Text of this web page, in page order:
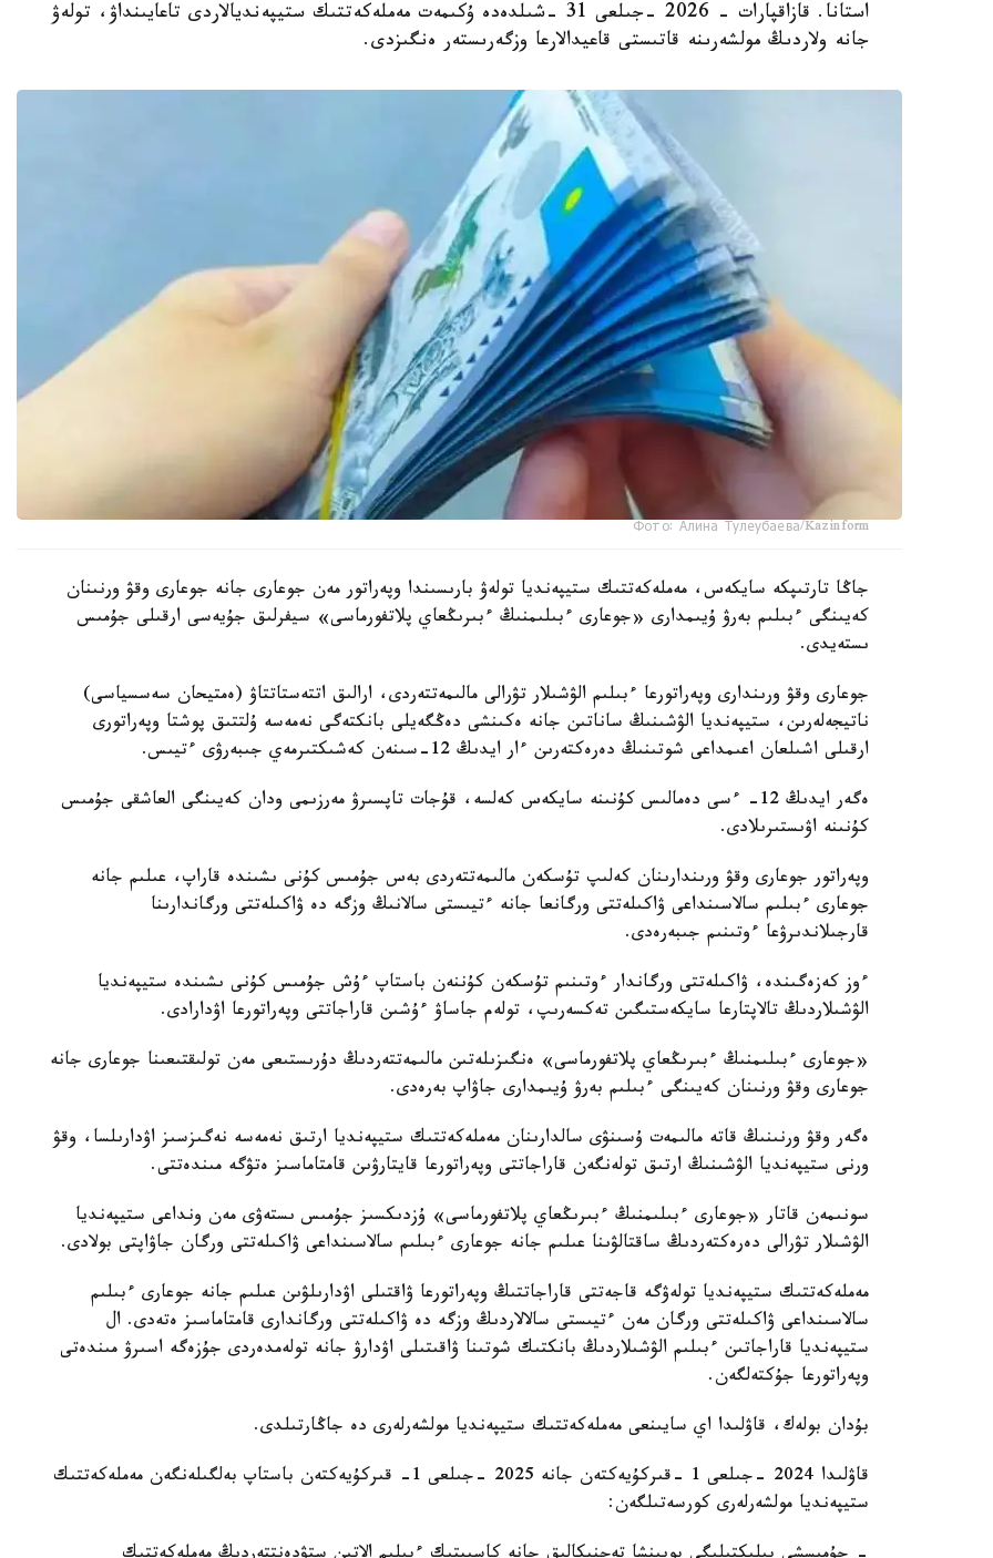
استانا. قازاقپارات - 2026 -جىلعى 31 -شىلدەدە ۇكىمەت مەملەكەتتىك ستيپەنديالاردى تاعايىنداۋ، تولەۋ
جانە ولاردىڭ مولشەرىنە قاتىستى قاعيدالارعا وزگەرىستەر ەنگىزدى.
Фото: Алина Тулеубаева/Kazinform
جاڭا تارتىپكە سايكەس، مەملەكەتتىك ستيپەنديا تولەۋ بارىسىندا وپەراتور مەن جوعارى جانە جوعارى وقۋ ورنىنان
كەيىنگى ءبىلىم بەرۋ ۇيىمدارى «جوعارى ءبىلىمنىڭ ءبىرىڭعاي پلاتفورماسى» سيفرلىق جۇيەسى ارقىلى جۇمىس
ىستەيدى.
جوعارى وقۋ ورىندارى وپەراتورعا ءبىلىم الۋشىلار تۋرالى مالىمەتتەردى، ارالىق اتتەستاتتاۋ (ەمتيحان سەسسياسى)
ناتيجەلەرىن، ستيپەنديا الۋشىنىڭ ساناتىن جانە ەكىنشى دەڭگەيلى بانكتەگى نەمەسە ۇلتتىق پوشتا وپەراتورى
ارقىلى اشىلعان اعىمداعى شوتىنىڭ دەرەكتەرىن ءار ايدىڭ 12-سىنەن كەشىكتىرمەي جىبەرۋى ءتيىس.
ەگەر ايدىڭ 12- ءسى دەمالىس كۇنىنە سايكەس كەلسە، قۇجات تاپسىرۋ مەرزىمى ودان كەيىنگى العاشقى جۇمىس
كۇنىنە اۋىستىرىلادى.
وپەراتور جوعارى وقۋ ورىندارىنان كەلىپ تۇسكەن مالىمەتتەردى بەس جۇمىس كۇنى ىشىندە قاراپ، عىلىم جانە
جوعارى ءبىلىم سالاسىنداعى ۋاكىلەتتى ورگانعا جانە ءتيىستى سالانىڭ وزگە دە ۋاكىلەتتى ورگاندارىنا
قارجىلاندىرۋعا ءوتىنىم جىبەرەدى.
ءوز كەزەگىندە، ۋاكىلەتتى ورگاندار ءوتىنىم تۇسكەن كۇننەن باستاپ ءۇش جۇمىس كۇنى ىشىندە ستيپەنديا
الۋشىلاردىڭ تالاپتارعا سايكەستىگىن تەكسەرىپ، تولەم جاساۋ ءۇشىن قاراجاتتى وپەراتورعا اۋدارادى.
«جوعارى ءبىلىمنىڭ ءبىرىڭعاي پلاتفورماسى» ەنگىزىلەتىن مالىمەتتەردىڭ دۇرىستىعى مەن تولىقتىعىنا جوعارى جانە
جوعارى وقۋ ورنىنان كەيىنگى ءبىلىم بەرۋ ۇيىمدارى جاۋاپ بەرەدى.
ەگەر وقۋ ورنىنىڭ قاتە مالىمەت ۇسىنۋى سالدارىنان مەملەكەتتىك ستيپەنديا ارتىق نەمەسە نەگىزسىز اۋدارىلسا، وقۋ
ورنى ستيپەنديا الۋشىنىڭ ارتىق تولەنگەن قاراجاتتى وپەراتورعا قايتارۋىن قامتاماسىز ەتۋگە مىندەتتى.
سونىمەن قاتار «جوعارى ءبىلىمنىڭ ءبىرىڭعاي پلاتفورماسى» ۇزدىكسىز جۇمىس ىستەۋى مەن ونداعى ستيپەنديا
الۋشىلار تۋرالى دەرەكتەردىڭ ساقتالۋىنا عىلىم جانە جوعارى ءبىلىم سالاسىنداعى ۋاكىلەتتى ورگان جاۋاپتى بولادى.
مەملەكەتتىك ستيپەنديا تولەۋگە قاجەتتى قاراجاتتىڭ وپەراتورعا ۋاقتىلى اۋدارىلۋىن عىلىم جانە جوعارى ءبىلىم
سالاسىنداعى ۋاكىلەتتى ورگان مەن ءتيىستى سالالاردىڭ وزگە دە ۋاكىلەتتى ورگاندارى قامتاماسىز ەتەدى. ال
ستيپەنديا قاراجاتىن ءبىلىم الۋشىلاردىڭ بانكتىك شوتىنا ۋاقىتىلى اۋدارۋ جانە تولەمدەردى جۇزەگە اسىرۋ مىندەتى
وپەراتورعا جۇكتەلگەن.
بۇدان بولەك، قاۋلىدا اي سايىنعى مەملەكەتتىك ستيپەنديا مولشەرلەرى دە جاڭارتىلدى.
قاۋلىدا 2024 -جىلعى 1 -قىركۇيەكتەن جانە 2025 -جىلعى 1- قىركۇيەكتەن باستاپ بەلگىلەنگەن مەملەكەتتىك
ستيپەنديا مولشەرلەرى كورسەتىلگەن: